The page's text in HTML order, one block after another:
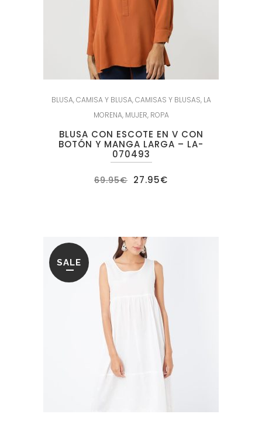
BLUSA,CAMISA Y BLUSA,CAMISAS Y BLUSAS, LA
MORENA, MUJER, ROPA
BLUSA CON ESCOTE EN V CON
BOTÓN Y MANGA LARGA – LA-
070493
69.95€ El
precio
27.95€
SALE